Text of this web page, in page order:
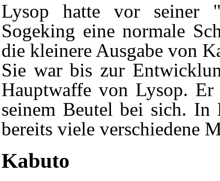
Lysop hatte vor seiner
Sogeking eine normale
die kleinere Ausgabe von
Sie war bis zur
Hauptwaffe von Lysop.
seinem Beutel bei sich. In
bereits viele verschiedene
Kabuto